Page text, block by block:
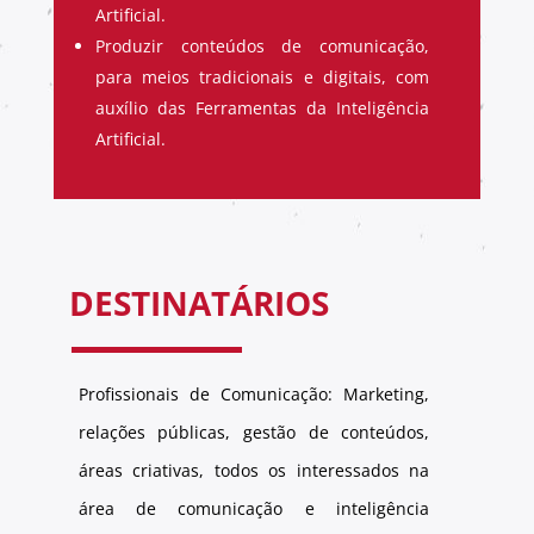
Artificial.
Produzir conteúdos de comunicação,
para meios tradicionais e digitais, com
auxílio das Ferramentas da Inteligência
Artificial.
DESTINATÁRIOS
Profissionais de Comunicação: Marketing,
relações públicas, gestão de conteúdos,
áreas criativas, todos os interessados na
área de comunicação e inteligência